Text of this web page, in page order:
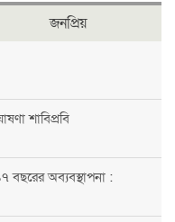
জনপ্রিয়
শাবিপ্রবি
বছরের অব্যবস্থাপনা :